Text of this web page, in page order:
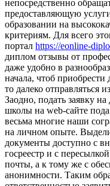
непосредственно
предоставляющую
образовании на
критериям. Для всего
портал https://eonline-
диплом отзывы от
даже удобно в
начала, чтоб
то далеко отправляться
Заодно, подать заявку
школы на web-сайте
весьма многие наши
на личном опыте.
документы доступно с
госреестр и с
почты, а к тому же с
анонимности. Таким